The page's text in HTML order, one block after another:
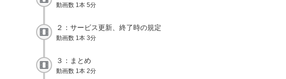
動画数 1本 5分
２：サービス更新、終了時の規定
動画数 1本 3分
３：まとめ
動画数 1本 2分